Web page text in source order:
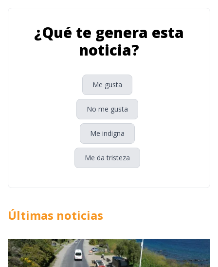
¿Qué te genera esta
noticia?
Me gusta
No me gusta
Me indigna
Me da tristeza
Últimas noticias